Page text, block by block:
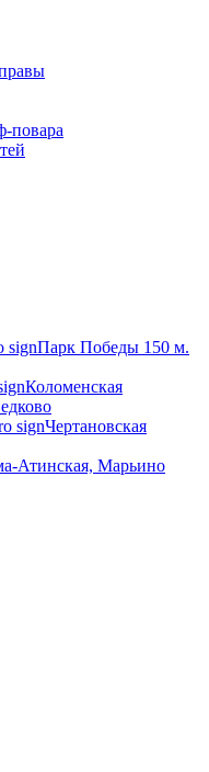
повара
Парк Победы 150 м.
Коломенская
Чертановская
Атинская, Марьино